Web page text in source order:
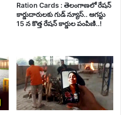
Ration Cards : తెలంగాణలో రేషన్
కార్డుదారులకు గుడ్ న్యూస్.. ఆగస్టు
15 న కొత్త రేషన్ కార్డుల పంపిణి..!